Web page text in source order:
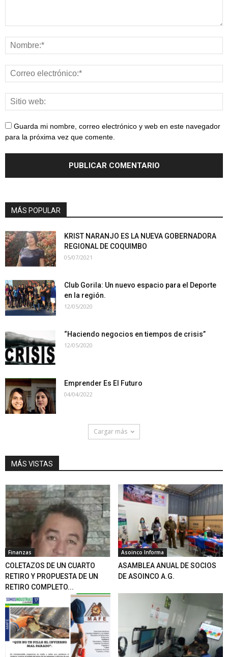
Guarda mi nombre, correo electrónico y web en este navegador
para la próxima vez que comente.
MÁS POPULAR
KRIST NARANJO ES LA NUEVA GOBERNADORA
REGIONAL DE COQUIMBO
05/07/2021
Club Gorila: Un nuevo espacio para el Deporte
en la región.
12/05/2020
“Haciendo negocios en tiempos de crisis”
12/05/2020
Emprender Es El Futuro
04/04/2022
Cargar más
MÁS VISTAS
Finanzas
COLETAZOS DE UN CUARTO
RETIRO Y PROPUESTA DE UN
RETIRO COMPLETO...
Asoinco Informa
ASAMBLEA ANUAL DE SOCIOS
DE ASOINCO A.G.